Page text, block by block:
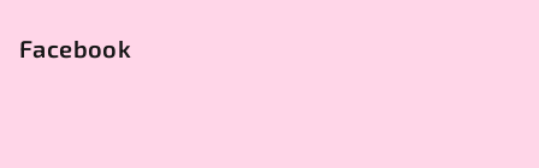
Facebook